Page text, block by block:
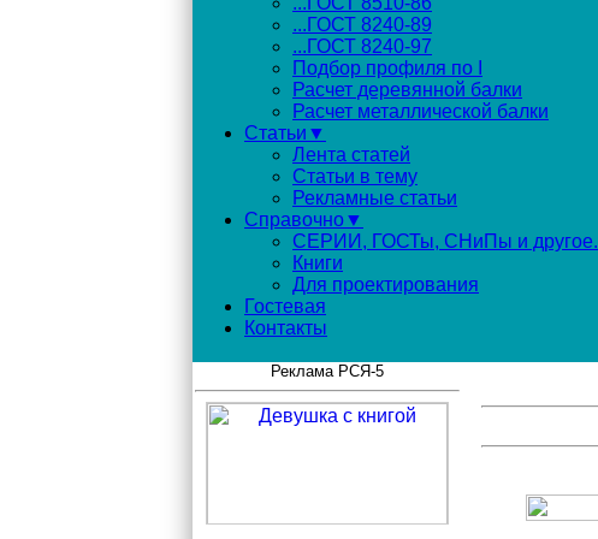
...ГОСТ 8240-89
...ГОСТ 8240-97
Подбор профиля по I
Расчет деревянной балки
Расчет металлической балки
Статьи▼
Лента статей
Статьи в тему
Рекламные статьи
Справочно▼
СЕРИИ, ГОСТы, СНиПы и другое.
Книги
Для проектирования
Гостевая
Контакты
Реклама РСЯ-5